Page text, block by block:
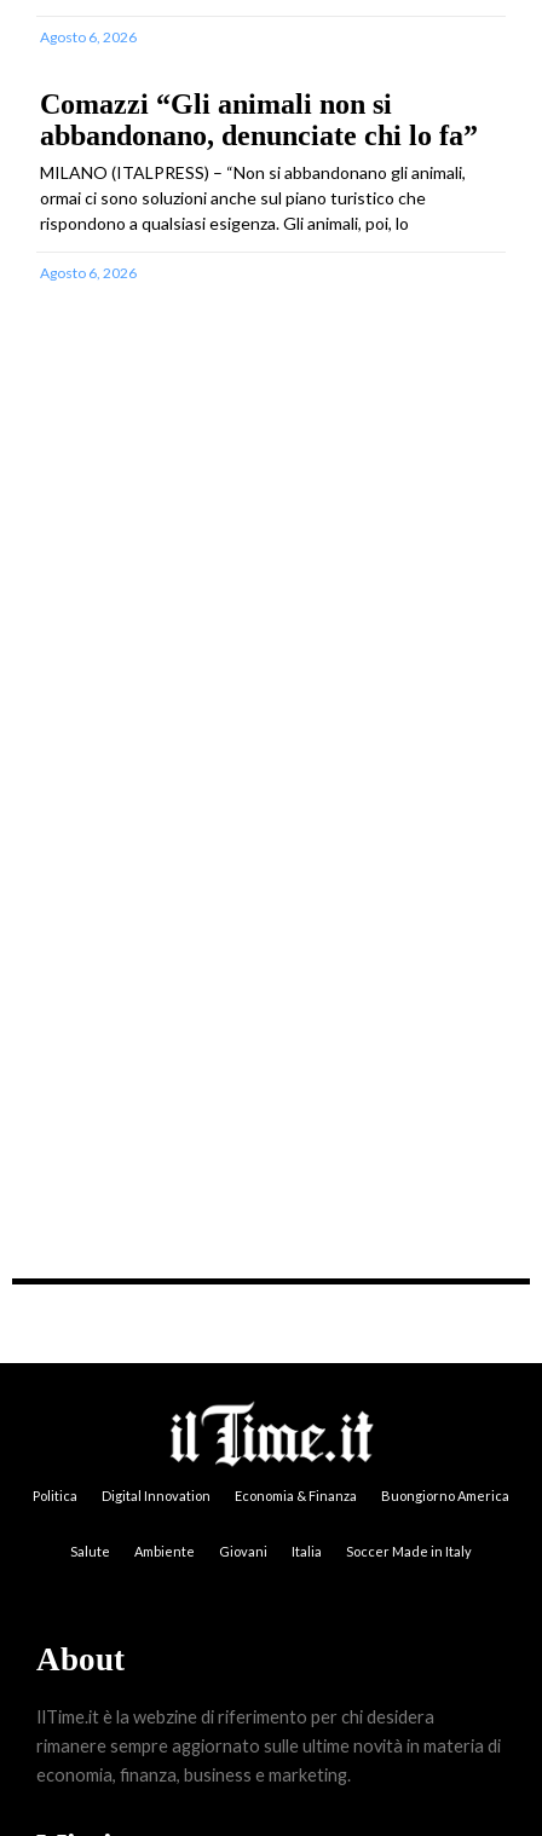
Agosto 6, 2026
Comazzi “Gli animali non si
abbandonano, denunciate chi lo fa”
MILANO (ITALPRESS) – “Non si abbandonano gli animali,
ormai ci sono soluzioni anche sul piano turistico che
rispondono a qualsiasi esigenza. Gli animali, poi, lo
Agosto 6, 2026
Politica Digital Innovation Economia & Finanza Buongiorno America
Salute Ambiente Giovani Italia Soccer Made in Italy
About
IlTime.it è la webzine di riferimento per chi desidera
rimanere sempre aggiornato sulle ultime novità in materia di
economia, finanza, business e marketing.